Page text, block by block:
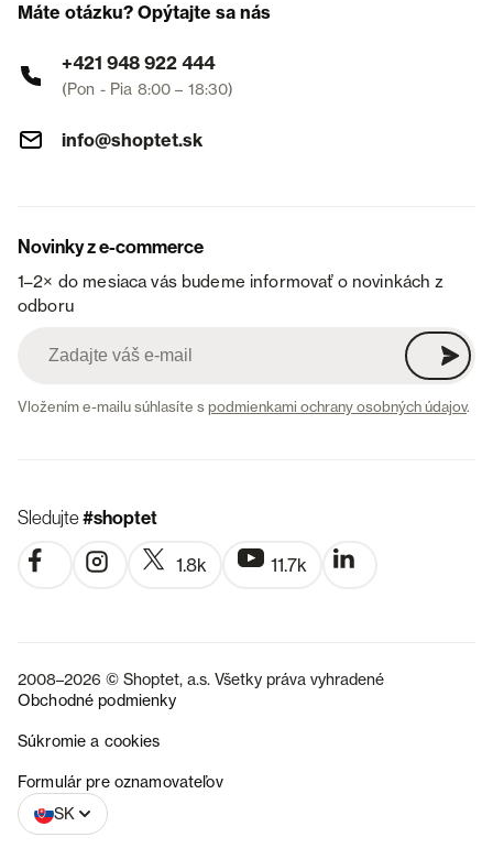
Máte otázku? Opýtajte sa nás
+421 948 922 444
(Pon - Pia 8:00 – 18:30)
info@shoptet.sk
Novinky z e-commerce
1–2× do mesiaca vás budeme informovať o novinkách z
odboru
Vložením e-mailu súhlasíte spodmienkami ochrany osobných údajov.
Sledujte#shoptet
1.8k 11.7k
2008–2026 © Shoptet, a.s. Všetky práva vyhradené
Obchodné podmienky
Súkromie a cookies
Formulár pre oznamovateľov
SK